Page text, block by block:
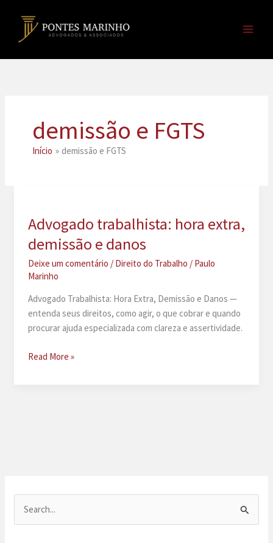
demissão e FGTS
Início demissão e FGTS
Advogado trabalhista: hora extra,
demissão e danos
Deixe um comentário / Direito do Trabalho / Paulo
Marinho
Advogado Trabalhista: Hora Extra, Demissão e Danos —
entenda seus direitos, como agir, o que cobrar e quando
procurar ajuda especializada com clareza e assertividade.
Advogado
Read More »